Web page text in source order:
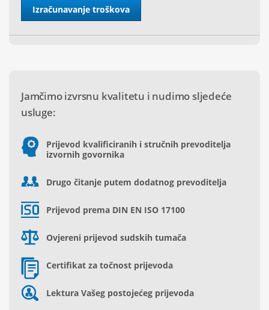
Jamčimo izvrsnu kvalitetu i nudimo sljedeće
usluge:
Prijevod kvalificiranih i stručnih prevoditelja
izvornih govornika
Drugo čitanje putem dodatnog prevoditelja
Prijevod prema DIN EN ISO 17100
Ovjereni prijevod sudskih tumača
Certifikat za točnost prijevoda
Lektura Vašeg postojećeg prijevoda